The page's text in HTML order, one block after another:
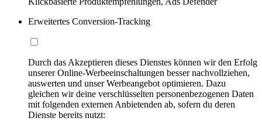
Erweitertes Conversion-Tracking
Durch das Akzeptieren dieses Dienstes können wir den Erfolg
unserer Online-Werbeeinschaltungen besser nachvollziehen,
auswerten und unser Werbeangebot optimieren. Dazu
gleichen wir deine verschlüsselten personenbezogenen Daten
mit folgenden externen Anbietenden ab, sofern du deren
Dienste bereits nutzt: